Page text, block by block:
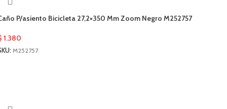
P/asiento Bicicleta 27,2×350 Mm Zoom Negro M252757
1.380
M252757